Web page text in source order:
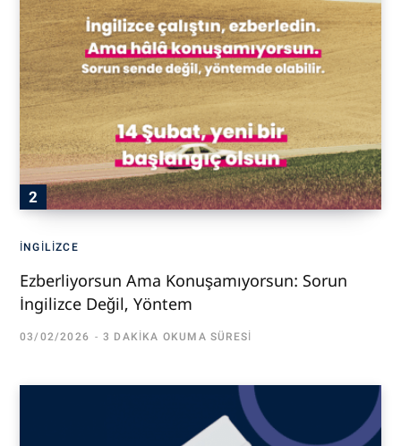
İNGILIZCE
Ezberliyorsun Ama Konuşamıyorsun: Sorun
İngilizce Değil, Yöntem
03/02/2026 3 DAKIKA OKUMA SÜRESI